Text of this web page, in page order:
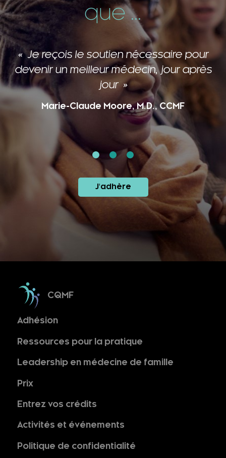
que ...
Je reçois le soutien nécessaire pour
devenir un meilleur médecin, jour après
jour
Marie-Claude Moore, M.D., CCMF
J'adhère
CQMF
Adhésion
Ressources pour la pratique
Leadership en médecine de famille
Prix
Entrez vos crédits
Activités et événements
Politique de confidentialité